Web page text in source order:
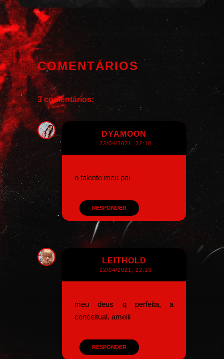
COMENTÁRIOS
3 comentários:
DYAMOON
22/04/2021, 22:10
o talento meu pai
RESPONDER
LEITHOLD
22/04/2021, 22:13
meu deus q perfeita, a
conceitual, ameiii
RESPONDER